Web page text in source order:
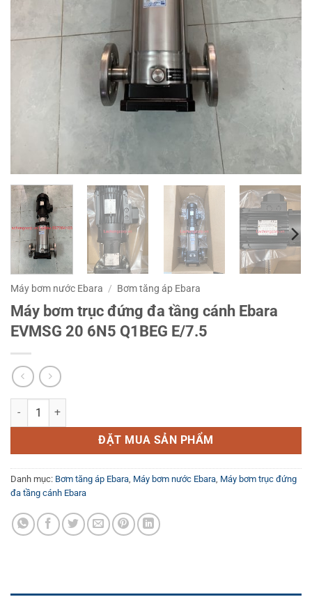
Máy bơm nước Ebara / Bơm tăng áp Ebara
Máy bơm trục đứng đa tầng cánh Ebara
EVMSG 20 6N5 Q1BEG E/7.5
Máy bơm trục đứng đa tầng cánh Ebara EVMSG 20 6N5 Q1BEG E/
ĐẶT MUA SẢN PHẨM
Danh mục: Bơm tăng áp Ebara, Máy bơm nước Ebara, Máy bơm trục đứng
đa tầng cánh Ebara